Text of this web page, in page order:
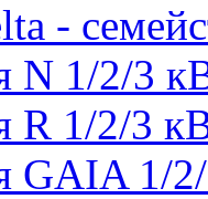
-
N 1/2/3
R 1/2/3
GAIA 1/